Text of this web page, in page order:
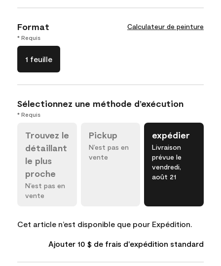
Format Calculateur de peinture
* Requis
1 feuille
Sélectionnez une méthode d’exécution
* Requis
Trouvez le
détaillant
le plus
proche
N’est pas en
vente
Pickup
N’est pas en
vente
expédier
Livraison
prévue le
vendredi,
août 21
Cet article n’est disponible que pour Expédition.
Ajouter 10 $ de frais d'expédition standard